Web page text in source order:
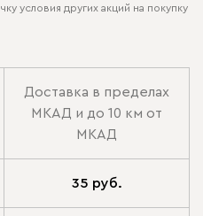
условия других акций на покупку
Доставка в пределах
МКАД и до 10 км от
МКАД
35 руб.